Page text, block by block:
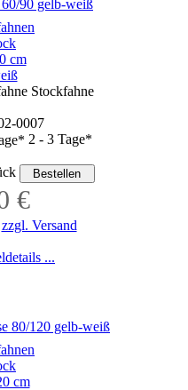
cm
Stockfahne
0007
2 - 3 Tage*
€
zzgl. Versand
...
cm